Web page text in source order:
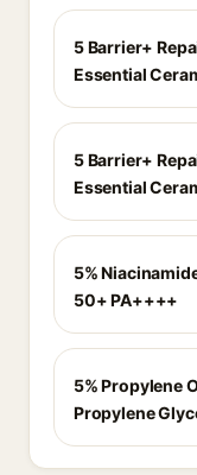
5 Barrier+
Essential
5 Barrier+
Essential
5%
50+ PA++++
5% Propylene
Propylene